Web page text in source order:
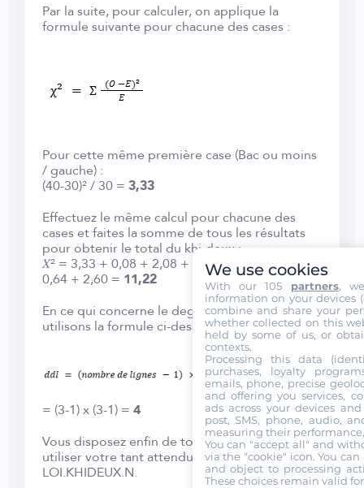
Par la suite, pour calculer, on applique la
formule suivante pour chacune des cases :
Pour cette même première case (Bac ou moins
/ gauche) :
(40-30)² / 30 = 3,33
Effectuez le même calcul pour chacune des
cases et faites la somme de tous les résultats
pour obtenir le total du khi-deux :
𝑋² = 3,33 + 0,08 + 2,08 + 1 + 0,82 + 0 + 0,67 +
0,64 + 2,60 = 11,22
En ce qui concerne le degrés de liberté,
utilisons la formule ci-dessous :
= (3-1) x (3-1) = 4
Vous disposez enfin de tous les éléments pour
utiliser votre tant attendue fonction
LOI.KHIDEUX.N.
We use cookies
With our 105 partners,
information on your devices
combine and share your
whether collected on this
held by some of us, or
contexts.
Processing this data
purchases, loyalty
emails, phone, precise
and offering you services,
ads across your devices
post, SMS, phone, audio,
measuring their
You can "accept all" and
via the "cookie" icon. You
and object to processing
These choices remain valid